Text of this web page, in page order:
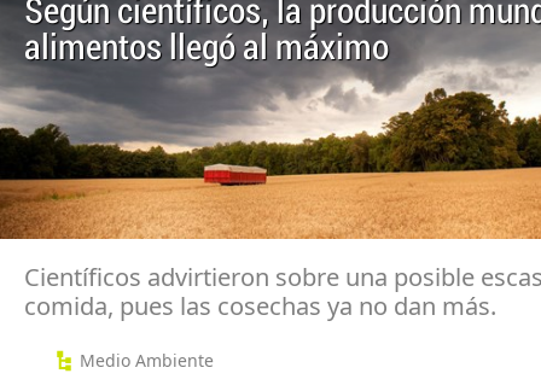
Según científicos, la producción
alimentos llegó al máximo
Científicos advirtieron sobre una posible
comida, pues las cosechas ya no dan más.
Medio Ambiente